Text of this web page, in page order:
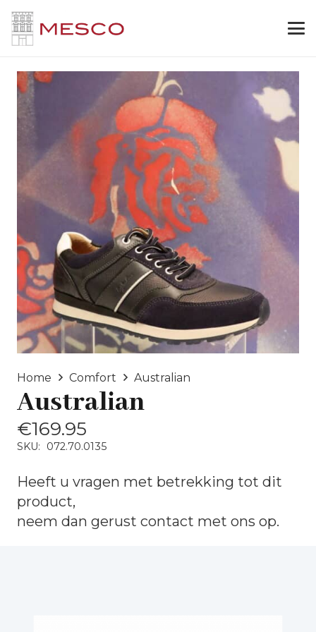
Home Comfort Australian
Australian
€169.95
SKU: 072.70.0135
Heeft u vragen met betrekking tot dit
product,
neem dan gerust contact met ons op.